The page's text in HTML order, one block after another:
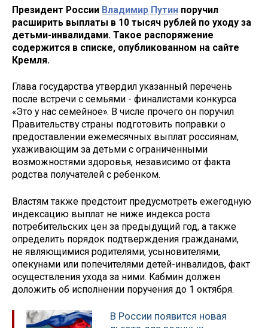
Президент России Владимир Путин поручил
расширить выплаты в 10 тысяч рублей по уходу за
детьми-инвалидами. Такое распоряжение
содержится в списке, опубликованном на сайте
Кремля.
Глава государства утвердил указанный перечень
после встречи с семьями - финалистами конкурса
«Это у нас семейное». В числе прочего он поручил
Правительству страны подготовить поправки о
предоставлении ежемесячных выплат россиянам,
ухаживающим за детьми с ограниченными
возможностями здоровья, независимо от факта
родства получателей с ребенком.
Властям также предстоит предусмотреть ежегодную
индексацию выплат не ниже индекса роста
потребительских цен за предыдущий год, а также
определить порядок подтверждения гражданами,
не являющимися родителями, усыновителями,
опекунами или попечителями детей-инвалидов, факт
осуществления ухода за ними. Кабмин должен
доложить об исполнении поручения до 1 октября.
В России появится новая